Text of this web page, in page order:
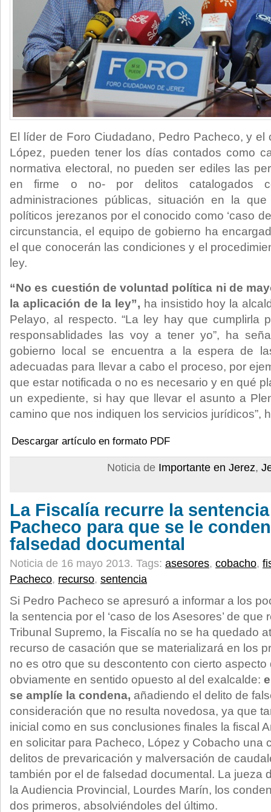
El líder de Foro Ciudadano, Pedro Pacheco, y
López, pueden tener los días contados como
normativa electoral, no pueden ser ediles las
en firme o no- por delitos catalogados
administraciones públicas, situación en la
políticos jerezanos por el conocido como ‘caso
circunstancia, el equipo de gobierno ha
el que conocerán las condiciones y el
ley.
“No es cuestión de voluntad política ni de
la aplicación de la ley”, ha insistido hoy la
Pelayo, al respecto. “La ley hay que cumplirla
responsablidades las voy a tener yo”, ha
gobierno local se encuentra a la espera de
adecuadas para llevar a cabo el proceso, por
que estar notificada o no es necesario y en qué
un expediente, si hay que llevar el asunto a
camino que nos indiquen los servicios jurídicos”,
Descargar artículo en formato PDF
Noticia de Importante en Jerez,
La Fiscalía recurre la
Pacheco para que se le
falsedad documental
Noticia de 16 mayo 2013. Tags: asesores, cobacho,
Pacheco, recurso, sentencia
Si Pedro Pacheco se apresuró a informar a los
la sentencia por el ‘caso de los Asesores’ de que
Tribunal Supremo, la Fiscalía no se ha quedado
recurso de casación que se materializará en los
no es otro que su descontento con cierto
obviamente en sentido opuesto al del exalcalde:
se amplíe la condena, añadiendo el delito de
consideración que no resulta novedosa, ya que
inicial como en sus conclusiones finales la fiscal
en solicitar para Pacheco, López y Cobacho una
delitos de prevaricación y malversación de
también por el de falsedad documental. La jueza
la Audiencia Provincial, Lourdes Marín, los
dos primeros, absolviéndoles del último.